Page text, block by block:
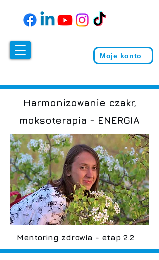
Moje konto
Harmonizowanie czakr,
moksoterapia - ENERGIA
Mentoring zdrowia - etap 2.2